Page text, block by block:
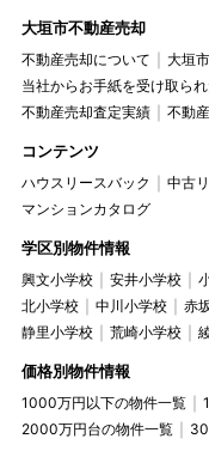
大垣市不動産売却
不動産売却について
大垣
当社からお手紙を受け取ら
不動産売却査定実績
不動
コンテンツ
ハウスリースバック 中古
マンションカタログ
学区別物件情報
興文小学校 安井小学校
北小学校
中川小学校 赤
静里小学校
荒崎小学校
価格別物件情報
1000万円以下の物件一覧
2000万円台の物件一覧